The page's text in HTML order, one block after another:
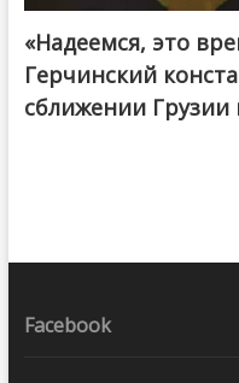
«Надеемся, это
Герчинский
сближении Грузии
Facebook